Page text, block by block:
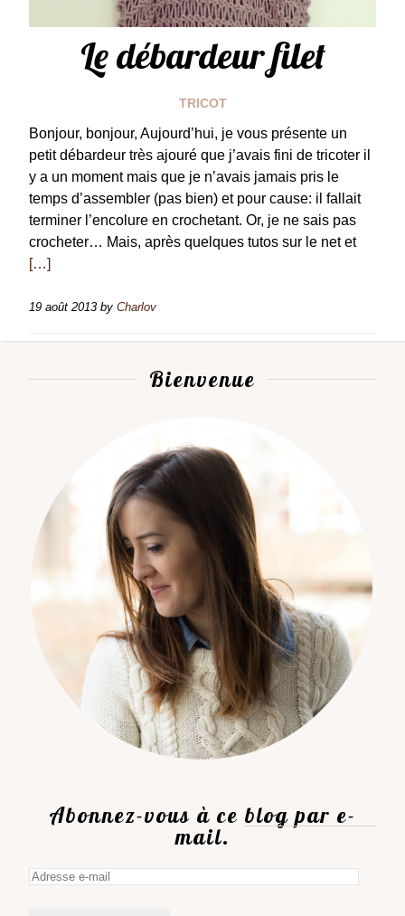
Le débardeur filet
TRICOT
Bonjour, bonjour, Aujourd’hui, je vous présente un
petit débardeur très ajouré que j’avais fini de tricoter il
y a un moment mais que je n’avais jamais pris le
temps d’assembler (pas bien) et pour cause: il fallait
terminer l’encolure en crochetant. Or, je ne sais pas
crocheter… Mais, après quelques tutos sur le net et
[…]
19 août 2013 by Charlov
Bienvenue
Abonnez-vous à ce blog par e-
mail.
Adresse